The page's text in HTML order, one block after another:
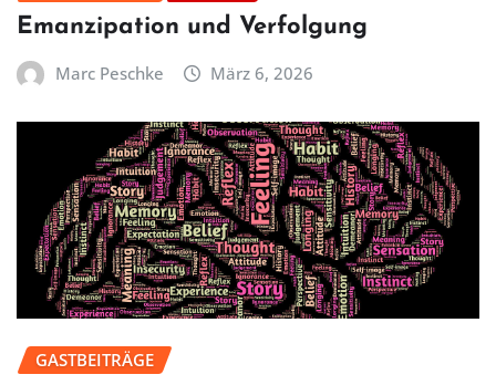
Emanzipation und Verfolgung
Marc Peschke März 6, 2026
GASTBEITRÄGE